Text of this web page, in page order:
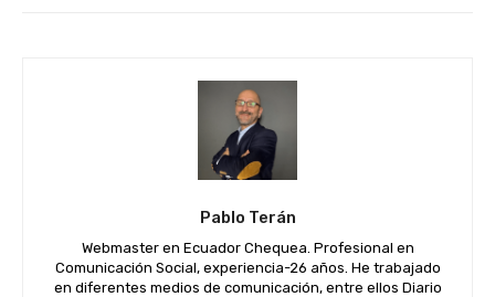
Pablo Terán
Webmaster en Ecuador Chequea. Profesional en
Comunicación Social, experiencia-26 años. He trabajado
en diferentes medios de comunicación, entre ellos Diario